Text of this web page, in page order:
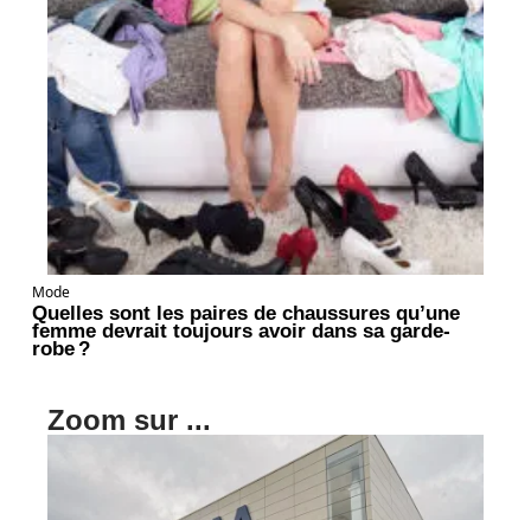
Mode
Quelles sont les paires de chaussures qu’une
femme devrait toujours avoir dans sa garde-
robe ?
Zoom sur ...